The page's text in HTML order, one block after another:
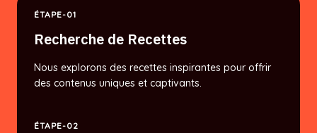
ÉTAPE-01
Recherche de Recettes
Nous explorons des recettes inspirantes pour offrir
des contenus uniques et captivants.
ÉTAPE-02